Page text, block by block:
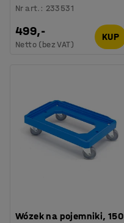
Nr art. : 233531
499,-
Netto (bez VAT)
KUP
Wózek na pojemniki, 150